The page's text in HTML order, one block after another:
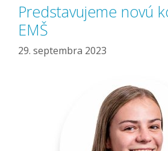
Predstavujeme novú
EMŠ
29. septembra 2023